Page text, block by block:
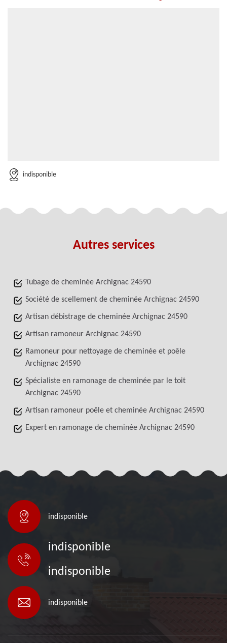
indisponible
Autres services
Tubage de cheminée Archignac 24590
Société de scellement de cheminée Archignac 24590
Artisan débistrage de cheminée Archignac 24590
Artisan ramoneur Archignac 24590
Ramoneur pour nettoyage de cheminée et poêle
Archignac 24590
Spécialiste en ramonage de cheminée par le toit
Archignac 24590
Artisan ramoneur poêle et cheminée Archignac 24590
Expert en ramonage de cheminée Archignac 24590
indisponible
indisponible
indisponible
indisponible